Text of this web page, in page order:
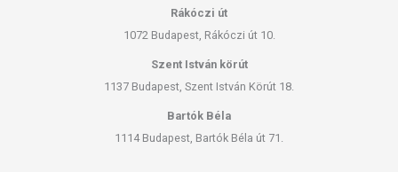
Rákóczi út
1072 Budapest, Rákóczi út 10.
Szent István körút
1137 Budapest, Szent István Körút 18.
Bartók Béla
1114 Budapest, Bartók Béla út 71.